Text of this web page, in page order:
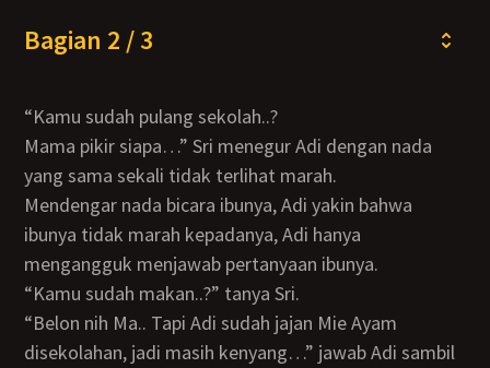
Bagian 2 / 3
“Kamu sudah pulang sekolah..?
Mama pikir siapa…” Sri menegur Adi dengan nada
yang sama sekali tidak terlihat marah.
Mendengar nada bicara ibunya, Adi yakin bahwa
ibunya tidak marah kepadanya, Adi hanya
mengangguk menjawab pertanyaan ibunya.
“Kamu sudah makan..?” tanya Sri.
“Belon nih Ma.. Tapi Adi sudah jajan Mie Ayam
disekolahan, jadi masih kenyang…” jawab Adi sambil